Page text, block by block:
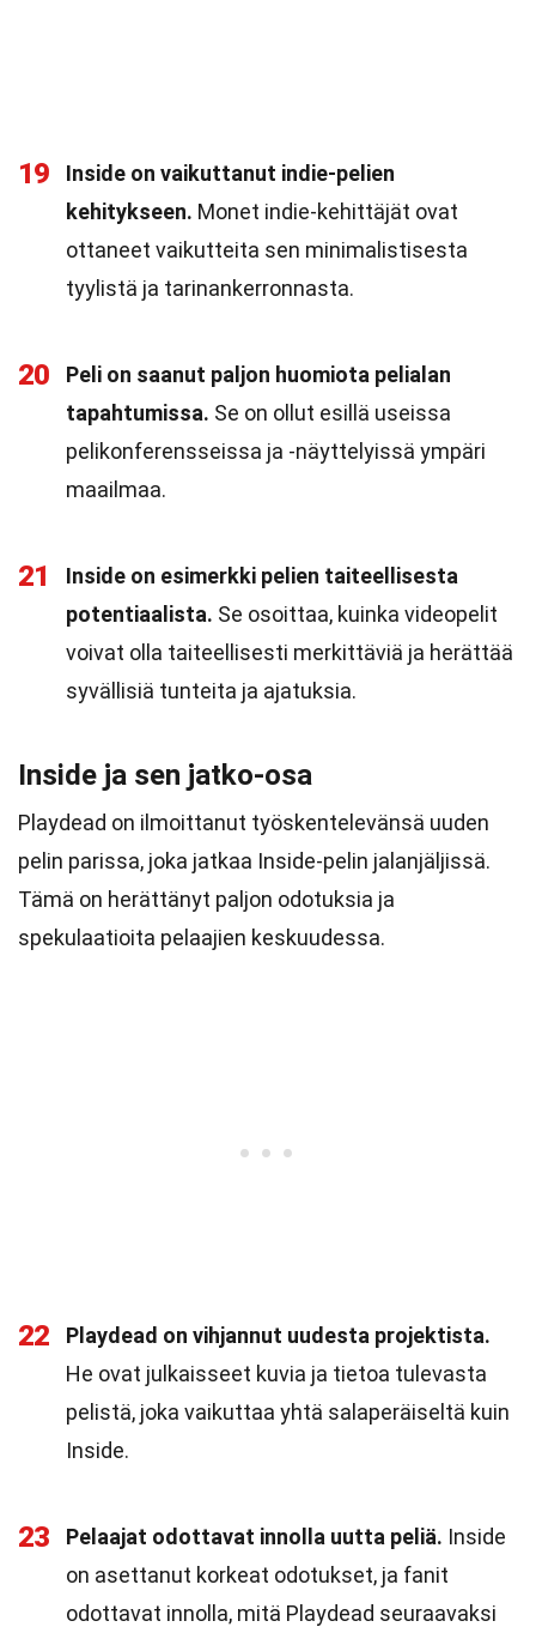
19
Inside on vaikuttanut indie-pelien
kehitykseen. Monet indie-kehittäjät ovat
ottaneet vaikutteita sen minimalistisesta
tyylistä ja tarinankerronnasta.
20
Peli on saanut paljon huomiota pelialan
tapahtumissa. Se on ollut esillä useissa
pelikonferensseissa ja -näyttelyissä ympäri
maailmaa.
21
Inside on esimerkki pelien taiteellisesta
potentiaalista. Se osoittaa, kuinka videopelit
voivat olla taiteellisesti merkittäviä ja herättää
syvällisiä tunteita ja ajatuksia.
Inside ja sen jatko-osa
Playdead on ilmoittanut työskentelevänsä uuden
pelin parissa, joka jatkaa Inside-pelin jalanjäljissä.
Tämä on herättänyt paljon odotuksia ja
spekulaatioita pelaajien keskuudessa.
22
Playdead on vihjannut uudesta projektista.
He ovat julkaisseet kuvia ja tietoa tulevasta
pelistä, joka vaikuttaa yhtä salaperäiseltä kuin
Inside.
23 Pelaajat odottavat innolla uutta peliä. Inside
on asettanut korkeat odotukset, ja fanit
odottavat innolla, mitä Playdead seuraavaksi